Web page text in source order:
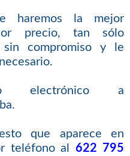
haremos la mejor
precio, tan sólo
compromiso y le
electrónico a
que aparece en
teléfono al 622 795